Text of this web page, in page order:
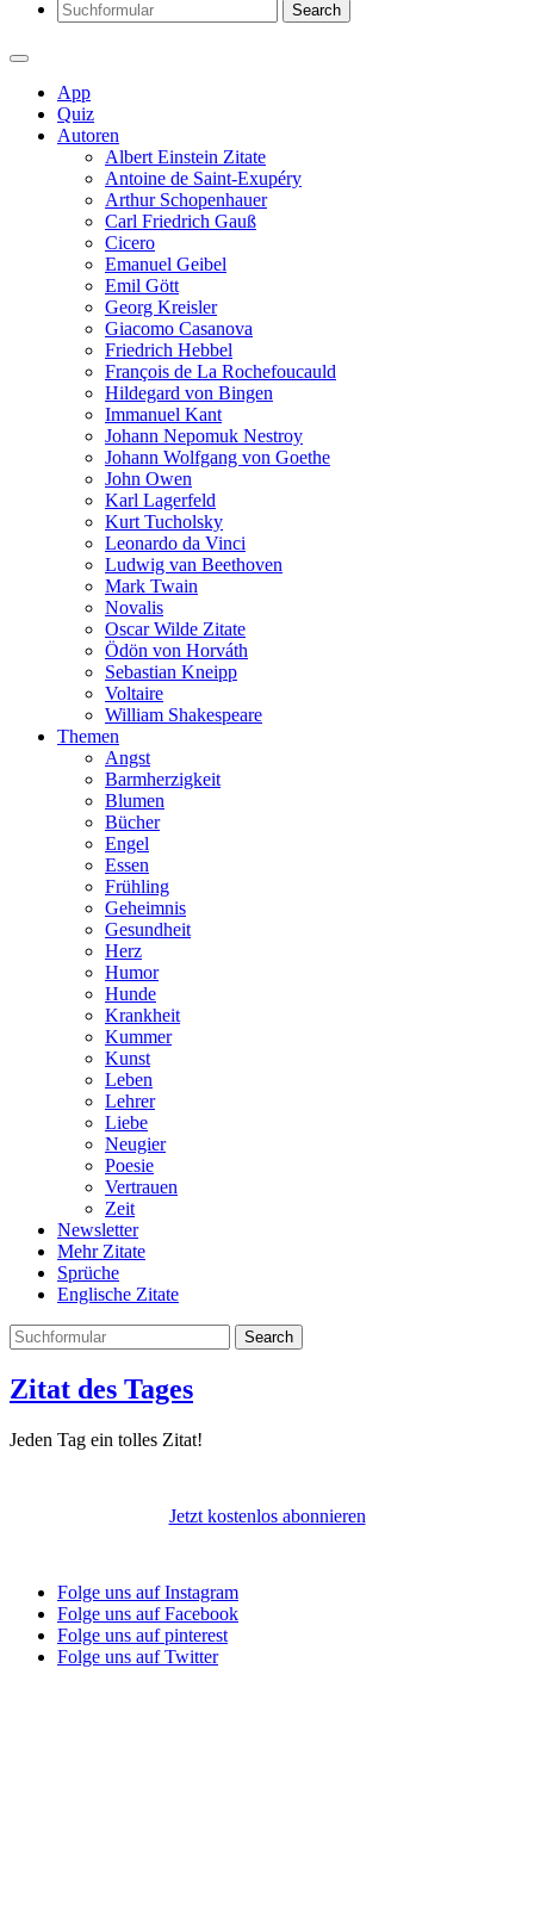
Search
App
Quiz
Autoren
Albert Einstein Zitate
Antoine de Saint-Exupéry
Arthur Schopenhauer
Carl Friedrich Gauß
Cicero
Emanuel Geibel
Emil Gött
Georg Kreisler
Giacomo Casanova
Friedrich Hebbel
François de La Rochefoucauld
Hildegard von Bingen
Immanuel Kant
Johann Nepomuk Nestroy
Johann Wolfgang von Goethe
John Owen
Karl Lagerfeld
Kurt Tucholsky
Leonardo da Vinci
Ludwig van Beethoven
Mark Twain
Novalis
Oscar Wilde Zitate
Ödön von Horváth
Sebastian Kneipp
Voltaire
William Shakespeare
Themen
Angst
Barmherzigkeit
Blumen
Bücher
Engel
Essen
Frühling
Geheimnis
Gesundheit
Herz
Humor
Hunde
Krankheit
Kummer
Kunst
Leben
Lehrer
Liebe
Neugier
Poesie
Vertrauen
Zeit
Newsletter
Mehr Zitate
Sprüche
Englische Zitate
Search
Zitat des Tages
Jeden Tag ein tolles Zitat!
Jetzt kostenlos abonnieren
Folge uns auf Instagram
Folge uns auf Facebook
Folge uns auf pinterest
Folge uns auf Twitter